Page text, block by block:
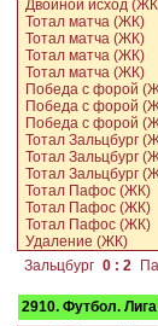
Двойной исход
Тотал матча (ЖК)
Тотал матча (ЖК)
Тотал матча (ЖК)
Тотал матча (ЖК)
Победа с форой
Победа с форой
Победа с форой
Тотал Зальцбург
Тотал Зальцбург
Тотал Зальцбург
Тотал Пафос (ЖК)
Тотал Пафос (ЖК)
Тотал Пафос (ЖК)
Удаление (ЖК)
Зальцбург 0 : 2
2910. Футбол.